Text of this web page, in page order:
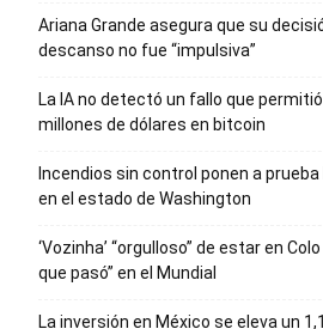
Ariana Grande asegura que su
descanso no fue “impulsiva”
La IA no detectó un fallo que
millones de dólares en bitcoin
Incendios sin control ponen a
en el estado de Washington
‘Vozinha’ “orgulloso” de estar en
que pasó” en el Mundial
La inversión en México se eleva un